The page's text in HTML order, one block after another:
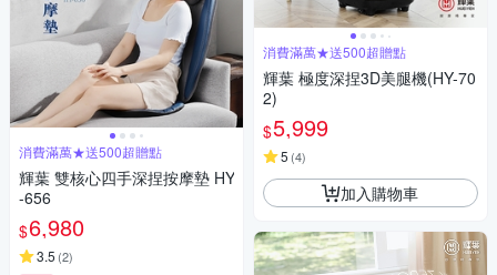
消費滿萬★送500超贈點
輝葉 雙核心四手深捏按摩墊 HY
-656
$6,980
3.5 (2)
消費滿萬★送500超贈點
輝葉 極度深捏3D美腿機(HY-70
2)
$5,999
5 (4)
加入購物車